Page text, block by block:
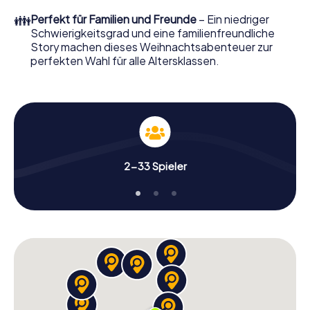
Weihnachtsthematik. Gönnen Sie Ihren Kollegen also
einen unvergesslichen Ausklang des Jahres und planen Sie
unser X-Mas Adventure als Programmpunkt Ihrer
Weihnachtsfeier in Tours ein!
👪Perfekt für Familien und Freunde – Ein niedriger
Schwierigkeitsgrad und eine familienfreundliche
Story machen dieses Weihnachtsabenteuer zur
perfekten Wahl für alle Altersklassen.
2-33 Spieler